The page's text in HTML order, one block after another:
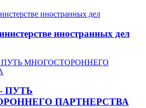
иностранных дел
ПУТЬ
ПАРТНЕРСТВА